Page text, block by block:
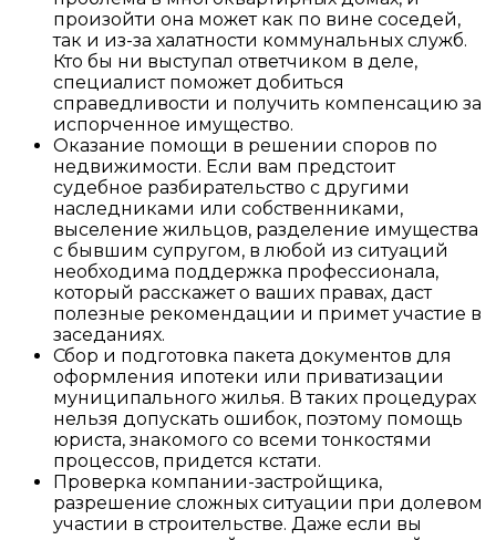
произойти она может как по вине соседей,
так и из-за халатности коммунальных служб.
Кто бы ни выступал ответчиком в деле,
специалист поможет добиться
справедливости и получить компенсацию за
испорченное имущество.
Оказание помощи в решении споров по
недвижимости. Если вам предстоит
судебное разбирательство с другими
наследниками или собственниками,
выселение жильцов, разделение имущества
с бывшим супругом, в любой из ситуаций
необходима поддержка профессионала,
который расскажет о ваших правах, даст
полезные рекомендации и примет участие в
заседаниях.
Сбор и подготовка пакета документов для
оформления ипотеки или приватизации
муниципального жилья. В таких процедурах
нельзя допускать ошибок, поэтому помощь
юриста, знакомого со всеми тонкостями
процессов, придется кстати.
Проверка компании-застройщика,
разрешение сложных ситуации при долевом
участии в строительстве. Даже если вы